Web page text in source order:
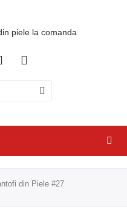
din Piele #27